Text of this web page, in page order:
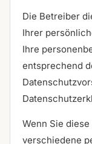
Die Betreiber
Ihrer
Ihre
entsprechend
Wenn Sie
verschiedene